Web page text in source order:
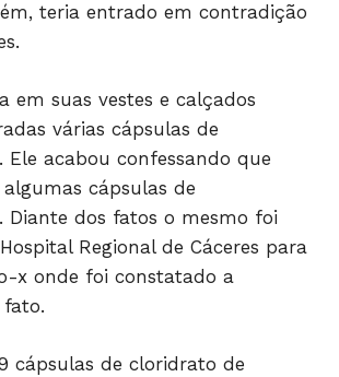
JUNTE-SE NO WHATSAPP
teria entrado em contradição
em suas vestes e calçados
várias cápsulas de
Ele acabou confessando que
cápsulas de
Diante dos fatos o mesmo foi
Regional de Cáceres para
x onde foi constatado a
cápsulas de cloridrato de